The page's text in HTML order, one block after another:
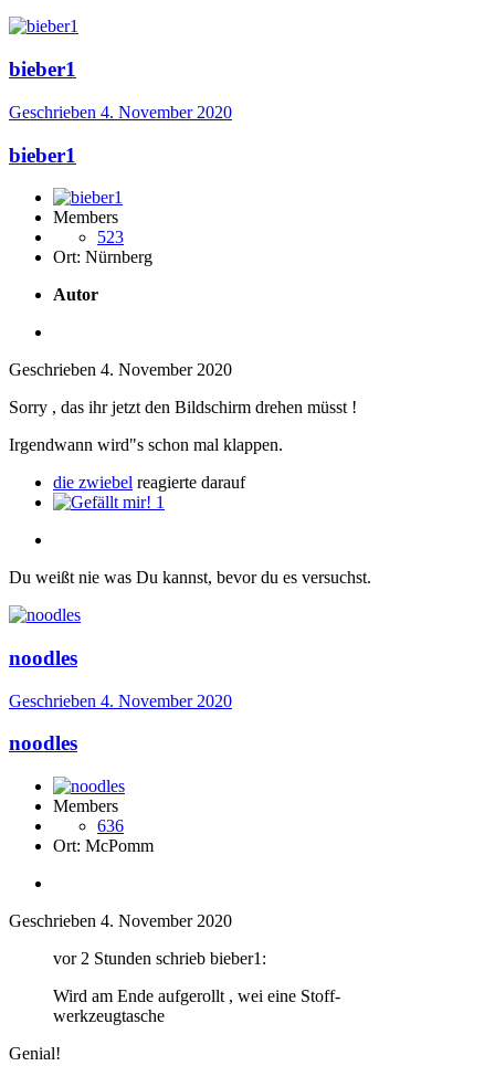
bieber1
Geschrieben 4. November 2020
bieber1
Members
523
Ort: Nürnberg
Autor
Geschrieben 4. November 2020
Sorry , das ihr jetzt den Bildschirm drehen müsst !
Irgendwann wird"s schon mal klappen.
die zwiebel reagierte darauf
1
Du weißt nie was Du kannst, bevor du es versuchst.
noodles
Geschrieben 4. November 2020
noodles
Members
636
Ort: McPomm
Geschrieben 4. November 2020
vor 2 Stunden schrieb bieber1:
Wird am Ende aufgerollt , wei eine Stoff-
werkzeugtasche
Genial!